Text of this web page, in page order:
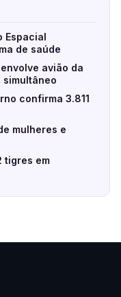
Espacial
de saúde
avião da
simultâneo
confirma 3.811
mulheres e
tigres em